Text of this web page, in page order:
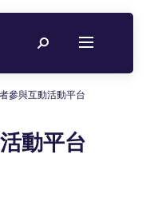
參與互動活動平台
動平台